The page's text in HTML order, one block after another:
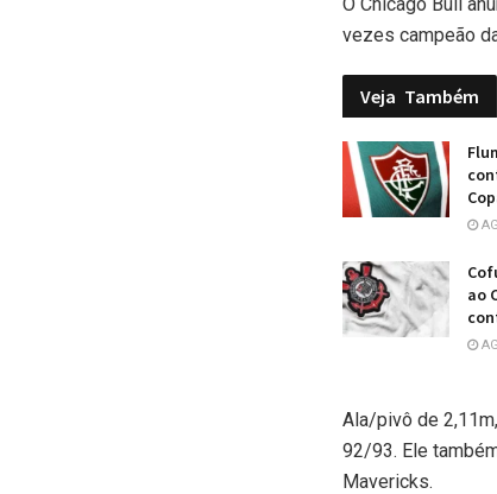
vezes campeão
Veja Também
ao
Ala/pivô de
92/93. Ele
Mavericks.